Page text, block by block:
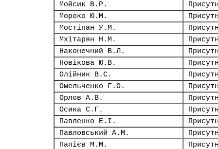
Мойсик В.Р.
Мороко Ю.М.
Мостіпан У.М.
Мхітарян Н.М.
Наконечний В.Л.
Новікова Ю.В.
Олійник В.С.
Омельченко Г.О.
Орлов А.В.
Осика С.Г.
Павленко Е.І.
Павловський А.М.
Папієв М.М.